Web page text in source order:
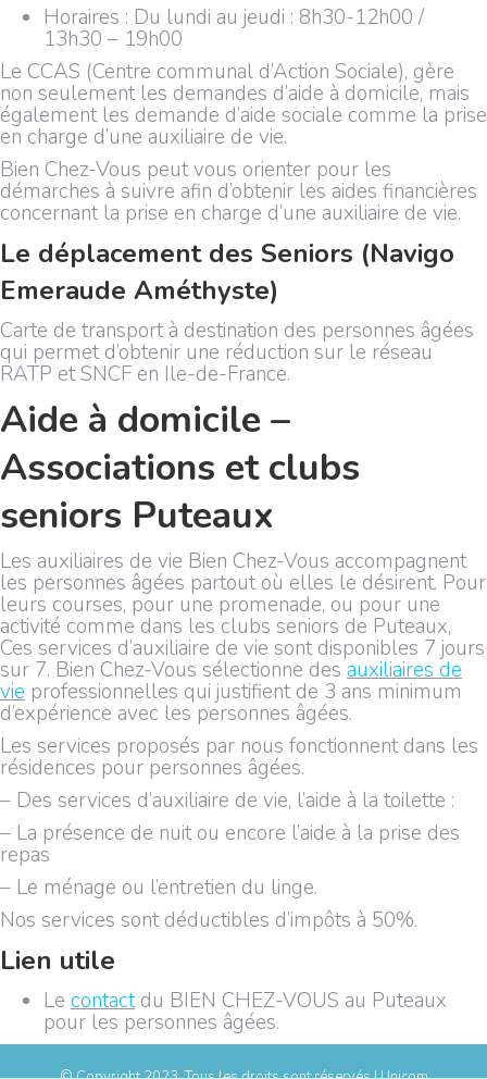
Horaires : Du lundi au jeudi : 8h30-12h00 /
13h30 – 19h00
Le CCAS (Centre communal d’Action Sociale), gère
non seulement les demandes d’aide à domicile, mais
également les demande d’aide sociale comme la prise
en charge d’une auxiliaire de vie.
Bien Chez-Vous peut vous orienter pour les
démarches à suivre afin d’obtenir les aides financières
concernant la prise en charge d’une auxiliaire de vie.
Le déplacement des Seniors (Navigo
Emeraude Améthyste)
Carte de transport à destination des personnes âgées
qui permet d’obtenir une réduction sur le réseau
RATP et SNCF en Ile-de-France.
Aide à domicile –
Associations et clubs
seniors Puteaux
Les auxiliaires de vie Bien Chez-Vous accompagnent
les personnes âgées partout où elles le désirent. Pour
leurs courses, pour une promenade, ou pour une
activité comme dans les clubs seniors de Puteaux,
Ces services d’auxiliaire de vie sont disponibles 7 jours
sur 7. Bien Chez-Vous sélectionne des auxiliaires de
vie professionnelles qui justifient de 3 ans minimum
d’expérience avec les personnes âgées.
Les services proposés par nous fonctionnent dans les
résidences pour personnes âgées.
– Des services d’auxiliaire de vie, l’aide à la toilette :
– La présence de nuit ou encore l’aide à la prise des
repas
– Le ménage ou l’entretien du linge.
Nos services sont déductibles d’impôts à 50%.
Lien utile
Le contactdu BIEN CHEZ-VOUS au Puteaux
pour les personnes âgées.